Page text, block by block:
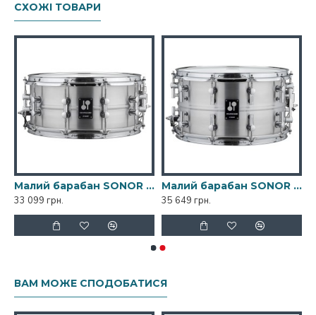
СХОЖІ ТОВАРИ
Малий барабан SONOR Kompressor Snare Drum Aluminium 14 x 6,5"
33 099 грн.
Малий барабан SONOR Kompressor Snare Drum Aluminium 14 x 8"
35 649 грн.
ВАМ МОЖЕ СПОДОБАТИСЯ